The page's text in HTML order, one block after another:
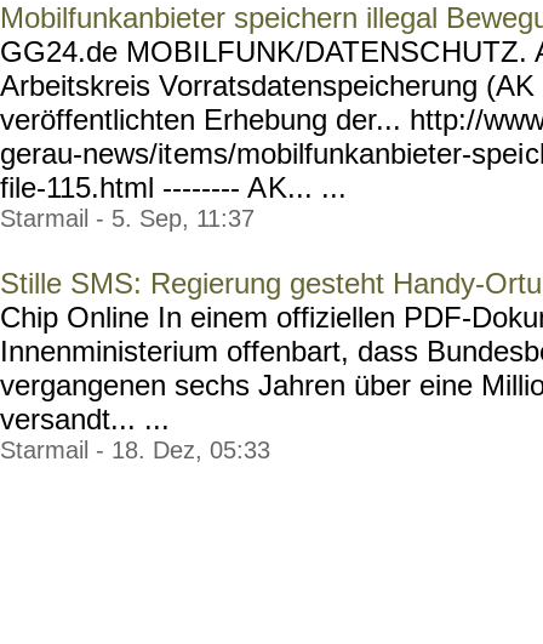
Mobilfunkanbieter speichern illegal
GG24.de MOBILFUNK/DATENSCHUTZ.
Arbeitskreis Vorratsdatenspeicherung
veröffentlichten Erhebung der... http://
gerau-news/items/mobilfunkanbieter-spei
file-115.html -------- AK... ...
Starmail - 5. Sep, 11:37
Stille SMS: Regierung gesteht Handy-
Chip Online In einem offiziellen PDF-
Innenministerium offenbart, dass
vergangenen sechs Jahren über eine
versandt... ...
Starmail - 18. Dez, 05:33